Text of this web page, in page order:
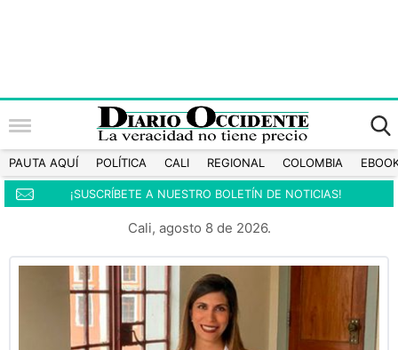
PAUTA AQUÍ POLÍTICA CALI REGIONAL COLOMBIA
¡SUSCRÍBETE A NUESTRO BOLETÍN DE NOTICIAS!
Cali, agosto 8 de 2026.